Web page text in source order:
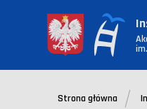
Strona główna